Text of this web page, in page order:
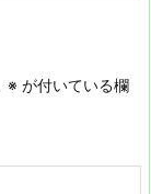
※ が付いている欄